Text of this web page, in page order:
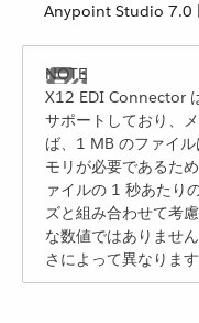
Anypoint Studio 7.0
X12 EDI Connector
サポートしており、
ば、1 MB のファイ
モリが必要であるた
ァイルの 1 秒あたり
ズと組み合わせて考
な数値ではありませ
さによって異なります